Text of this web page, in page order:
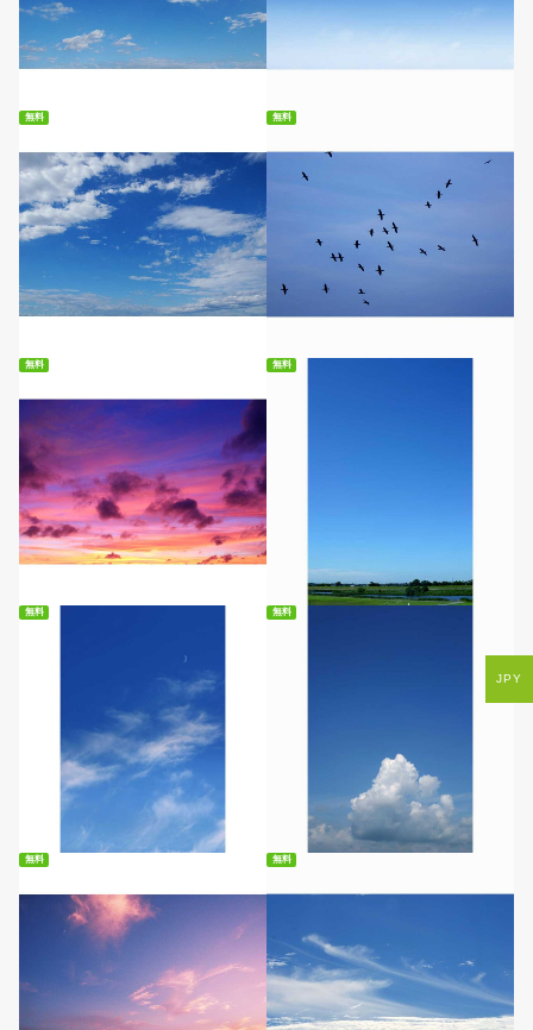
無料ダウンロード
無料
無料ダウンロード
無料
無料ダウンロード
無料
無料ダウンロード
無料
無料
無料ダウンロード
無料
無料ダウンロード
無料 無料
JPY